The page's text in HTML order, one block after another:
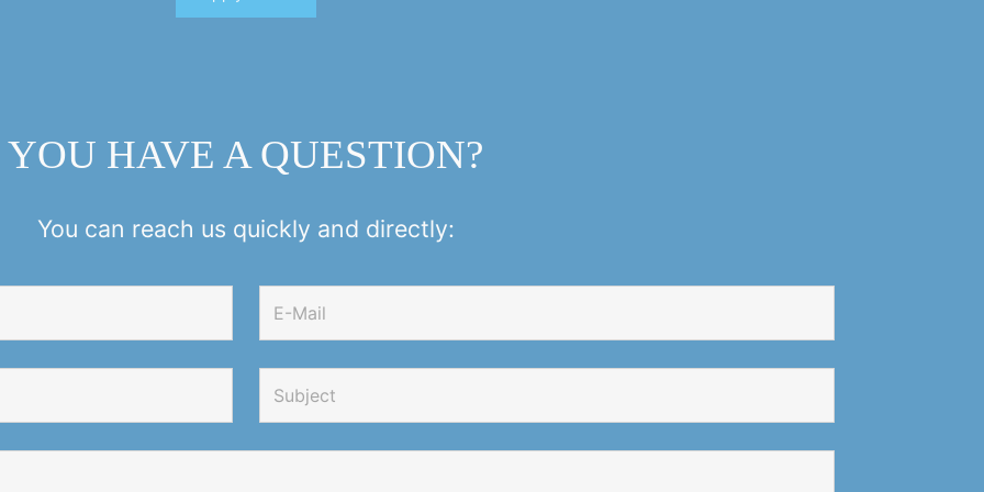
YOU HAVE A QUESTION?
You can reach us quickly and directly: